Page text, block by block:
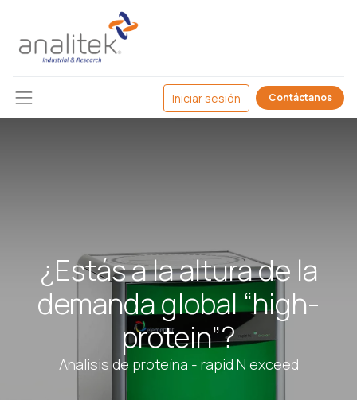
Iniciar sesión Contáctanos
¿Estás a la altura de la
demanda global “high-
protein”?
Análisis de proteína - rapid N exceed